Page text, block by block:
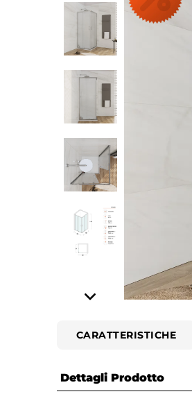
CARATTERISTICHE
Dettagli Prodotto